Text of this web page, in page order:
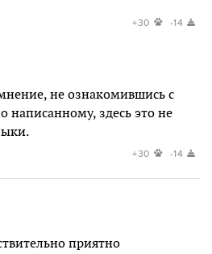
+30 -14
не ознакомившись с
написанному, здесь это не
+30 -14
приятно